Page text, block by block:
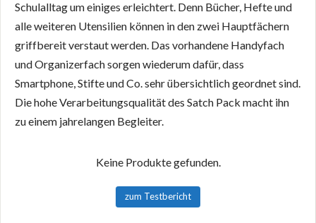
Schulalltag um einiges erleichtert. Denn Bücher, Hefte und
alle weiteren Utensilien können in den zwei Hauptfächern
griffbereit verstaut werden. Das vorhandene Handyfach
und Organizerfach sorgen wiederum dafür, dass
Smartphone, Stifte und Co. sehr übersichtlich geordnet sind.
Die hohe Verarbeitungsqualität des Satch Pack macht ihn
zu einem jahrelangen Begleiter.
Keine Produkte gefunden.
zum Testbericht